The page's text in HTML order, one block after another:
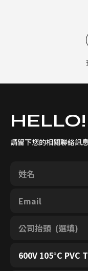
HELLO!
請留下您的相關聯絡訊